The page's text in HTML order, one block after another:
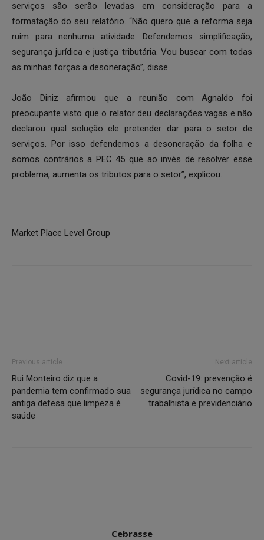
serviços são serão levadas em consideração para a
formatação do seu relatório. “Não quero que a reforma seja
ruim para nenhuma atividade. Defendemos simplificação,
segurança jurídica e justiça tributária. Vou buscar com todas
as minhas forças a desoneração”, disse.
João Diniz afirmou que a reunião com Agnaldo foi
preocupante visto que o relator deu declarações vagas e não
declarou qual solução ele pretender dar para o setor de
serviços. Por isso defendemos a desoneração da folha e
somos contrários a PEC 45 que ao invés de resolver esse
problema, aumenta os tributos para o setor”, explicou.
Market Place Level Group
Previous article
Rui Monteiro diz que a
pandemia tem confirmado sua
antiga defesa que limpeza é
saúde
Next article
Covid-19: prevenção é
segurança jurídica no campo
trabalhista e previdenciário
Cebrasse